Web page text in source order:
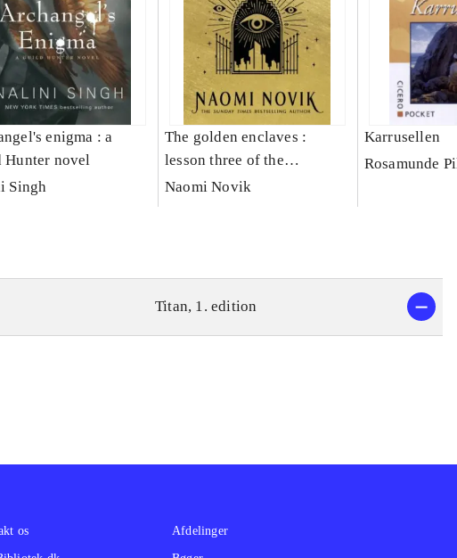
enigma : a
Hunter novel
Singh
The golden enclaves :
lesson three of the
scholomance
Naomi Novik
Karrusellen
Rosamunde
Titan, 1. edition
os Afdelinger